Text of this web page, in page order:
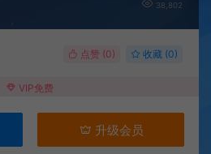
38,802
点赞 (0) 收藏 (0)
VIP免费
升级会员